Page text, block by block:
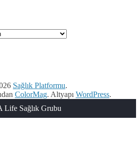
Sağlık Platformu.
ColorMag. Altyapı WordPress.
Life Sağlık Grubu